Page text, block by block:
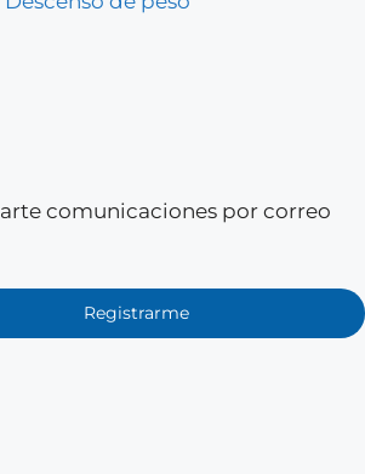
comunicaciones por correo
Registrarme